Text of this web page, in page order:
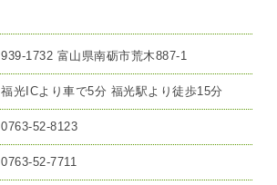
939-1732 富山県南砺市荒木887-1
福光ICより車で5分 福光駅より徒歩15分
0763-52-8123
0763-52-7711